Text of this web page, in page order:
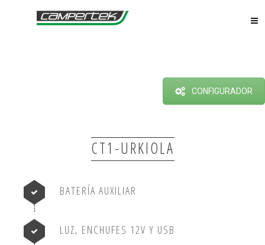
CONFIGURADOR
CT1-URKIOLA
BATERÍA AUXILIAR
LUZ, ENCHUFES 12V Y USB